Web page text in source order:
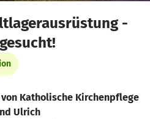
-
Katholische Kirchenpflege
Ulrich